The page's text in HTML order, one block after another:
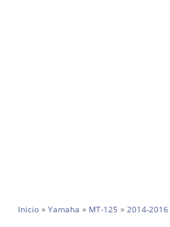
Inicio »Yamaha » MT-125 »2014-2016